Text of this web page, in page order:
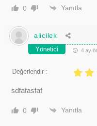
0 Yanıtla
alicilek
Yönetici 4 ay
Değerlendir :
sdfafasfaf
0 Yanıtla